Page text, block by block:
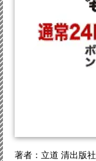
著者：立道 清出版